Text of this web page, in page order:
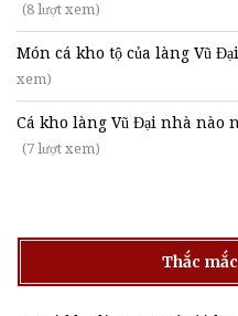
(8 lượt xem)
Món cá kho tộ của làng Vũ
xem)
Cá kho làng Vũ Đại nhà nào
(7 lượt xem)
Thắc